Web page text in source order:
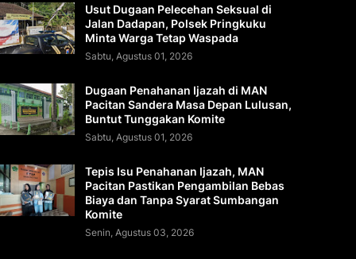
Usut Dugaan Pelecehan Seksual di
Jalan Dadapan, Polsek Pringkuku
Minta Warga Tetap Waspada
Sabtu, Agustus 01, 2026
Dugaan Penahanan Ijazah di MAN
Pacitan Sandera Masa Depan Lulusan,
Buntut Tunggakan Komite
Sabtu, Agustus 01, 2026
Tepis Isu Penahanan Ijazah, MAN
Pacitan Pastikan Pengambilan Bebas
Biaya dan Tanpa Syarat Sumbangan
Komite
Senin, Agustus 03, 2026